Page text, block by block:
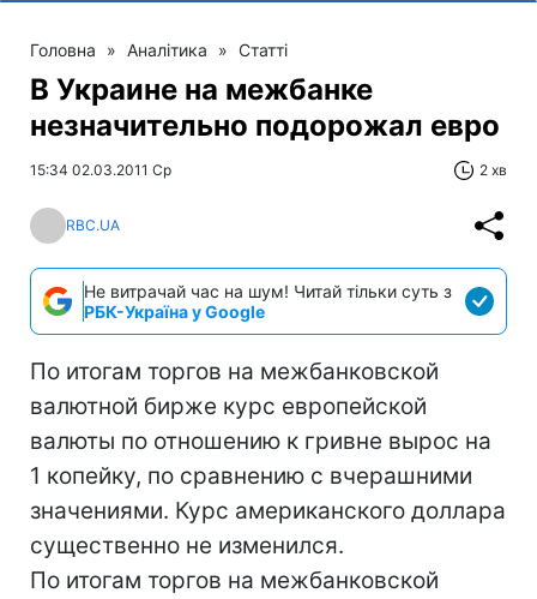
Головна » Аналітика » Статті
В Украине на межбанке
незначительно подорожал евро
15:34 02.03.2011 Ср 2 хв
RBC.UA
Не витрачай час на шум! Читай тільки суть з
РБК-Україна у Google
По итогам торгов на межбанковской
валютной бирже курс европейской
валюты по отношению к гривне вырос на
1 копейку, по сравнению с вчерашними
значениями. Курс американского доллара
существенно не изменился.
По итогам торгов на межбанковской